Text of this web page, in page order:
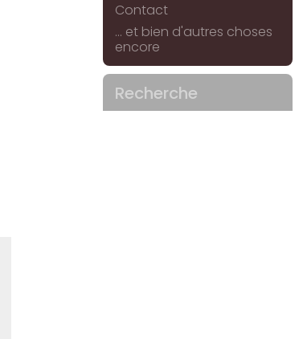
Contact
... et bien d'autres choses
encore
Recherche